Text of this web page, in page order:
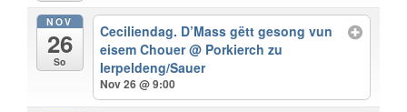
NOV
26
So
Ceciliendag. D’Mass gëtt gesong vun
eisem Chouer@ Porkierch zu
Ierpeldeng/Sauer
Nov 26 @ 9:00